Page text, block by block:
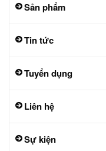
Sản phẩm
Tin tức
Tuyển dụng
Liên hệ
Sự kiện